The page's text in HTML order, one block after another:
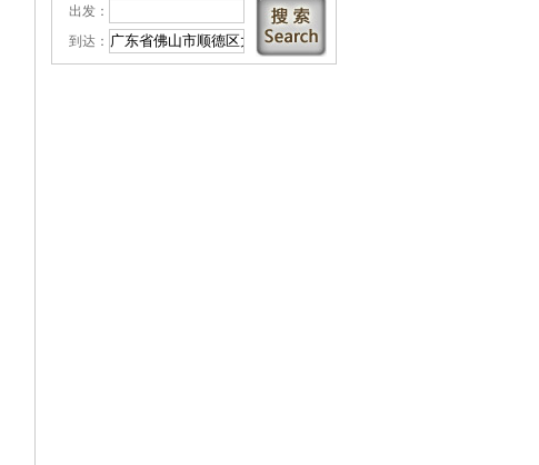
出发：
到达：